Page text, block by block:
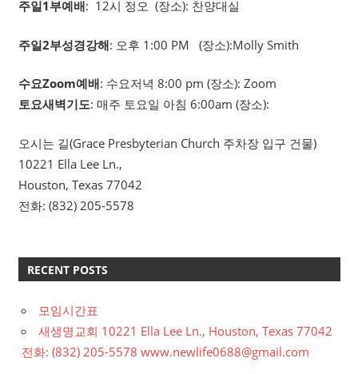
주일1부예배: 12시 정오 (장소): 찬양대실
주일2부성경강해: 오후 1:00 PM (장소):Molly Smith
수요Zoom예배: 수요저녁 8:00 pm (장소): Zoom
토요새벽기도: 매주 토요일 아침 6:00am (장소):
오시는 길(Grace Presbyterian Church 주차장 입구 건물)
10221 Ella Lee Ln.,
Houston, Texas 77042
전화: (832) 205-5578
RECENT POSTS
모임시간표
새생명교회 10221 Ella Lee Ln., Houston, Texas 77042
전화: (832) 205-5578 www.newlife0688@gmail.com